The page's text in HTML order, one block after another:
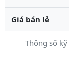
Thông số
Giá bán lẻ